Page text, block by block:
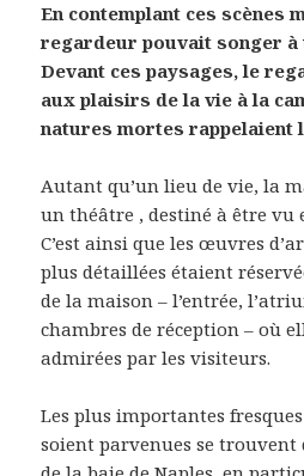
En contemplant ces scènes
regardeur pouvait songer à
Devant ces paysages, le
aux plaisirs de la vie à la
natures mortes rappelaient
Autant qu’un lieu de vie, la
un théâtre , destiné à être vu
C’est ainsi que les œuvres
plus détaillées étaient
de la maison – l’entrée,
chambres de réception – où
admirées par les visiteurs.
Les plus importantes
soient parvenues se trouvent